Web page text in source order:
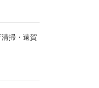
清掃・遠賀